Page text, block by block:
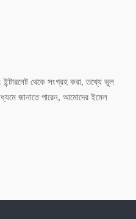
থেকে সংগ্রহ করা, তথ্যে ভুল
জানাতে পারেন, আমোদের ইমেল